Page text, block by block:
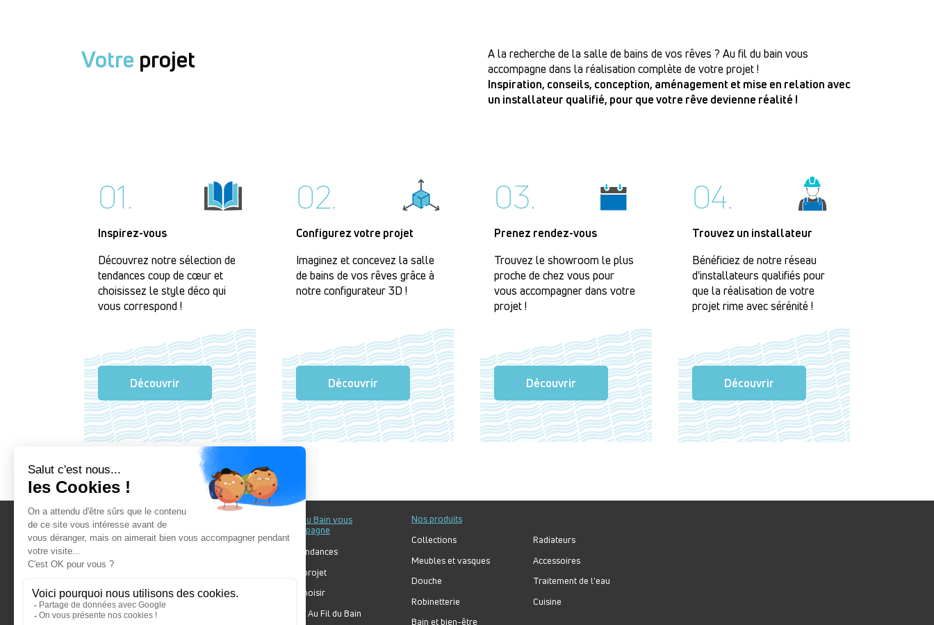
Votre projet
A la recherche de la salle de bains de vos rêves ? Au fil du bain vous
accompagne dans la réalisation complète de votre projet !
Inspiration, conseils, conception, aménagement et mise en relation avec
un installateur qualifié, pour que votre rêve devienne réalité !
01.
Inspirez-vous
Découvrez notre sélection de
tendances coup de cœur et
choisissez le style déco qui
vous correspond !
Découvrir
02.
Configurez votre projet
Imaginez et concevez la salle
de bains de vos rêves grâce à
notre configurateur 3D !
Découvrir
03.
Prenez rendez-vous
Trouvez le showroom le plus
proche de chez vous pour
vous accompagner dans votre
projet !
Découvrir
04.
Trouvez un installateur
Bénéficiez de notre réseau
d'installateurs qualifiés pour
que la réalisation de votre
projet rime avec sérénité !
Découvrir
Au fil du Bain
Nos showrooms
Nos engagements
Au fil du Bain vous
accompagne
Nos tendances
Votre projet
Bien choisir
Forum Au Fil du Bain
Nos produits
Collections
Meubles et vasques
Douche
Robinetterie
Bain et bien-être
Radiateurs
Accessoires
Traitement de l'eau
Cuisine